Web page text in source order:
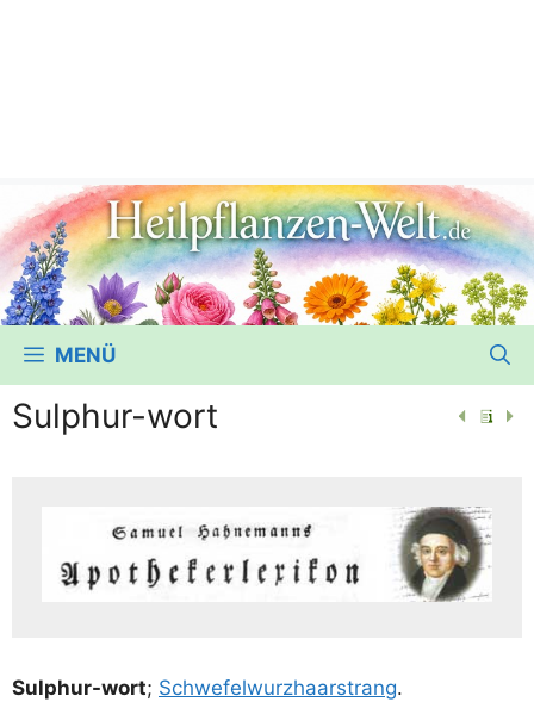
MENÜ
Sulphur-wort
Sulp­hur-wort; Schwe­fel­wurz­haar­strang.